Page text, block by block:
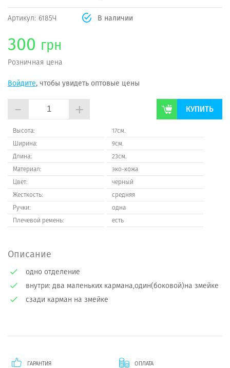
Артикул: 6185Ч В наличии
300 грн
Розничная цена
Войдите, чтобы увидеть оптовые цены
- + КУПИТЬ
Высота:
17см.
Ширина:
9см.
Длина:
23см.
Материал:
эко-кожа
Цвет:
черный
Жесткость:
средняя
Ручки:
одна
Плечевой ремень:
есть
Описание
одно отделение
внутри: два маленьких кармана,один(боковой)на змейке
сзади карман на змейке
ГАРАНТИЯ ОПЛАТА